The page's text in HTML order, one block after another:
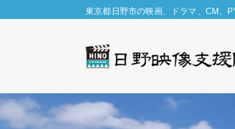
東京都日野市の映画、ドラマ、CM、